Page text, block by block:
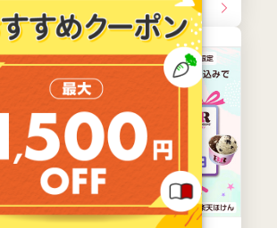
る 口座を開設する
常時開催